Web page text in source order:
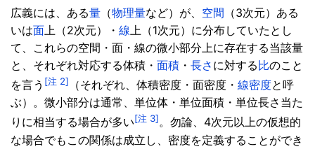
広義には、ある量 （物理量など）が、 空間 （3次元）ある
いは面上（2次元）・ 線上（1次元）に分布していたとし
て、これらの空間・面・線の微小部分上に存在する当該量
と、それぞれ対応する体積・ 面積 ・ 長さ に対する 比のこと
を言う [注 2] （それぞれ、体積密度・面密度・ 線密度と呼
ぶ）。微小部分は通常、単位体・単位面積・単位長さ当た
りに相当する場合が多い[注 3]。勿論、4次元以上の仮想的
な場合でもこの関係は成立し、密度を定義することができ